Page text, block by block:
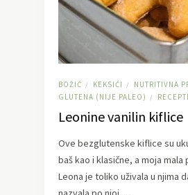
BOŽIĆ / KEKSIĆI /
NUTRITIVNA
GLUTENA (NIJE PALEO)
/ RECEPTI
Leonine vanilin kiflice
Ove bezglutenske kiflice su
baš kao i klasične, a moja mala
Leona je toliko uživala u njima